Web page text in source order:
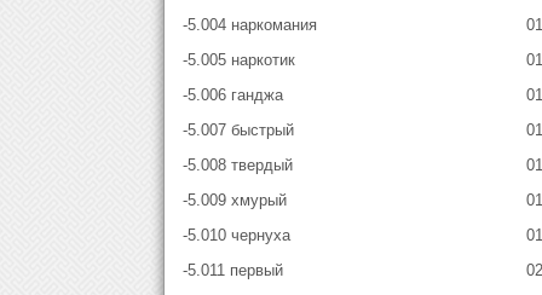
-5.004 наркомания
-5.005 наркотик
-5.006 ганджа
-5.007 быстрый
-5.008 твердый
-5.009 хмурый
-5.010 чернуха
-5.011 первый